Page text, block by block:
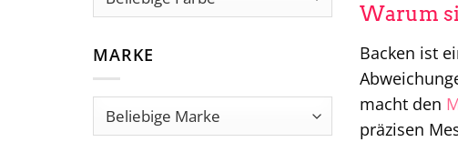
MARKE
Warum
Backen ist
macht den
präzisen